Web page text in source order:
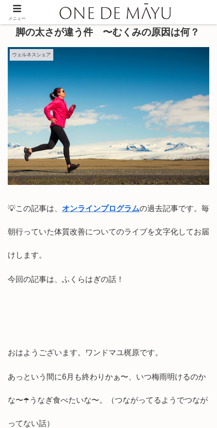
脚の太さが違う件 〜むくみの原因は何？
ウェルネスシェア
💡この記事は、 オンラインプログラムの過去記事です。毎
朝行っていた体質改善についてのライブを文字化してお届
けします。
今回の記事は、ふくらはぎの話！
おはようございます。ワンドマユ梶原です。
あっという間に6月も終わりかぁ〜、いつ梅雨明けるのか
な〜☂️うなぎ食べたいな〜。（つながってるようでつなが
ってない話）
メニュー